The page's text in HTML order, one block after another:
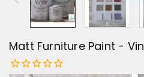
Matt Furniture Paint -